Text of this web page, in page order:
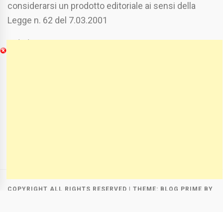
considerarsi un prodotto editoriale ai sensi della
Legge n. 62 del 7.03.2001
Chi Siamo
COPYRIGHT ALL RIGHTS RESERVED | THEME: BLOG PRIME BY